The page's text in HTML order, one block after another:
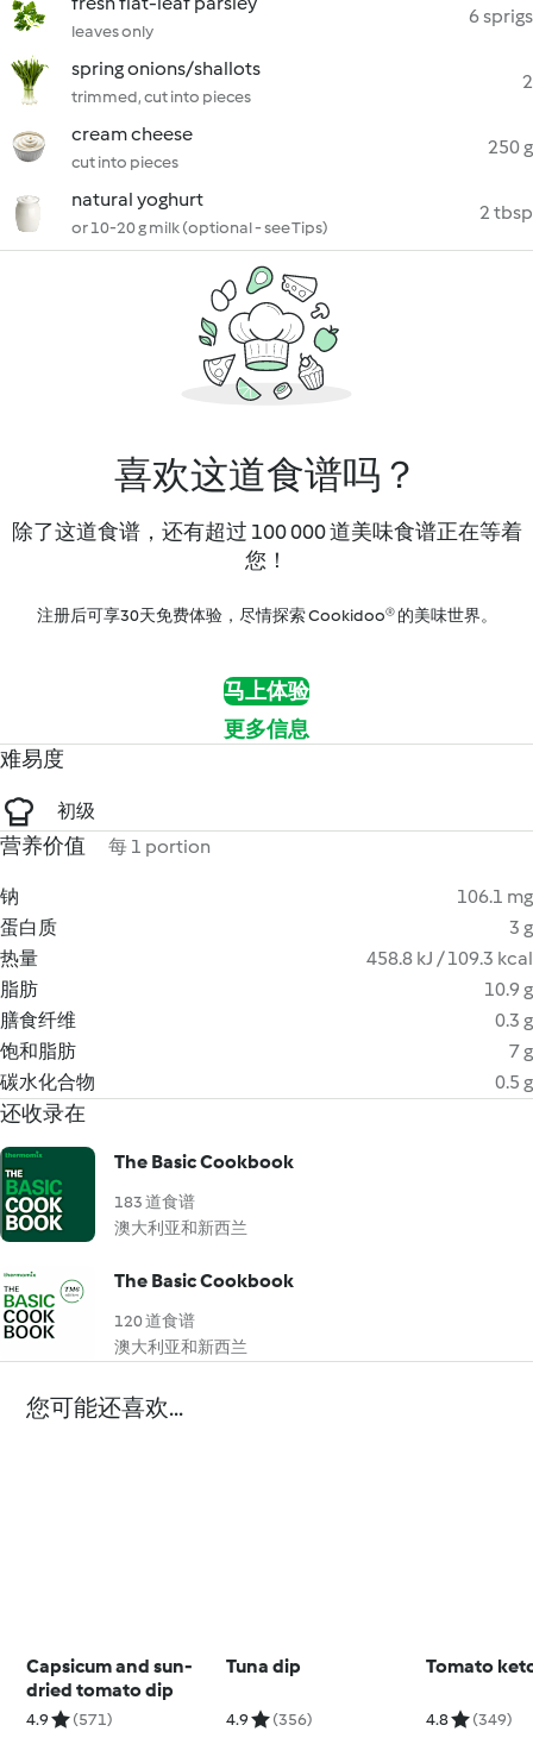
leaves only
6 sprigs
spring onions/shallots
trimmed, cut into pieces
2
cream cheese
cut into pieces
250 g
natural yoghurt
or 10-20 g milk (optional - see Tips)
2 tbsp
喜欢这道食谱吗？
除了这道食谱，还有超过 100 000 道美味食谱正在等着
您！
注册后可享30天免费体验，尽情探索 Cookidoo® 的美味世界。
马上体验
更多信息
难易度
初级
营养价值 每 1 portion
钠
106.1 mg
蛋白质
3 g
热量
458.8 kJ / 109.3 kcal
脂肪
10.9 g
膳食纤维
0.3 g
饱和脂肪
7 g
碳水化合物
0.5 g
还收录在
The Basic Cookbook
183 道食谱
澳大利亚和新西兰
The Basic Cookbook
120 道食谱
澳大利亚和新西兰
您可能还喜欢...
Capsicum and sun-
dried tomato dip
4.9 (571)
Tuna dip
4.9 (356)
Tomato
4.8 (349)